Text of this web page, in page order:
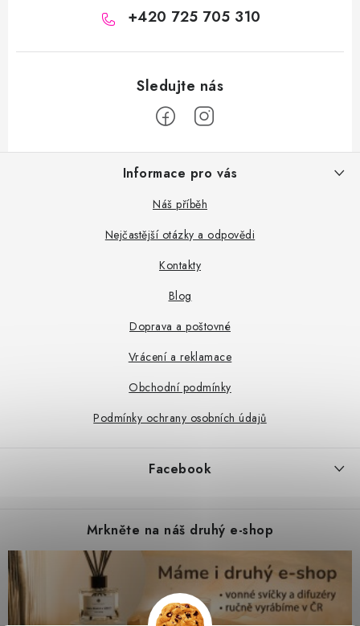
+420 725 705 310
Informace pro vás
Náš příběh
Nejčastější otázky a odpovědi
Kontakty
Blog
Doprava a poštovné
Vrácení a reklamace
Obchodní podmínky
Podmínky ochrany osobních údajů
Facebook
Mrkněte na náš druhý e-shop